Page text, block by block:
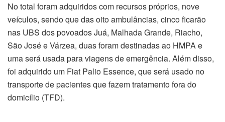
No total foram adquiridos com recursos próprios, nove
veículos, sendo que das oito ambulâncias, cinco ficarão
nas UBS dos povoados Juá, Malhada Grande, Riacho,
São José e Várzea, duas foram destinadas ao HMPA e
uma será usada para viagens de emergência. Além disso,
foi adquirido um Fiat Palio Essence, que será usado no
transporte de pacientes que fazem tratamento fora do
domicílio (TFD).